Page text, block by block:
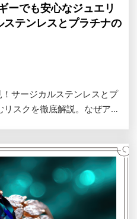
ーでも安心なジュエリ
テンレスとプラチナの
サージカルステンレスとプ
スクを徹底解説。なぜアレ